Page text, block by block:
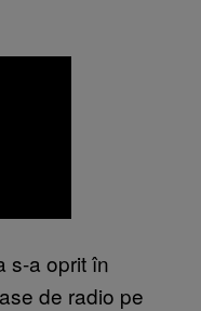
s-a oprit în
de radio pe